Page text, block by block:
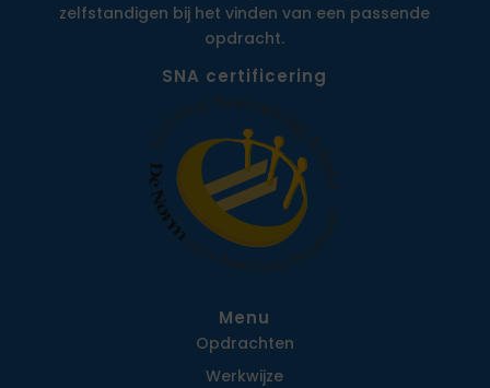
zelfstandigen bij het vinden van een passende
opdracht.
SNA certificering
Menu
Opdrachten
Werkwijze